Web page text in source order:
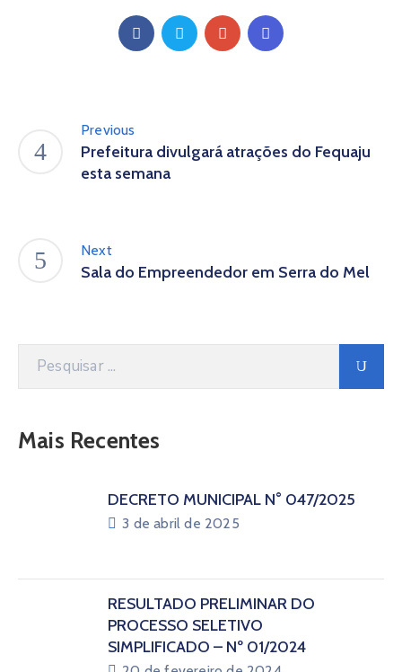
Previous
Prefeitura divulgará atrações do Fequaju
esta semana
Next
Sala do Empreendedor em Serra do Mel
Mais Recentes
DECRETO MUNICIPAL N° 047/2025
3 de abril de 2025
RESULTADO PRELIMINAR DO
PROCESSO SELETIVO
SIMPLIFICADO – Nº 01/2024